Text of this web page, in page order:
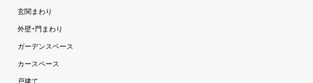
玄関まわり
外壁・門まわり
ガーデンスペース
カースペース
戸建て